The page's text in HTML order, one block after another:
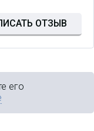
ОТЗЫВ
его